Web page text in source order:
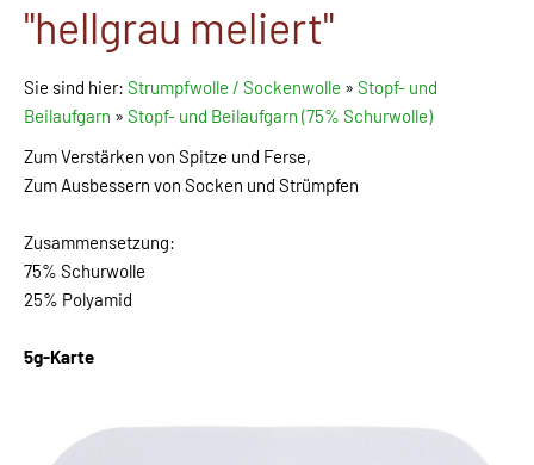
"hellgrau meliert"
Sie sind hier: Strumpfwolle / Sockenwolle » Stopf- und
Beilaufgarn » Stopf- und Beilaufgarn (75% Schurwolle)
Zum Verstärken von Spitze und Ferse,
Zum Ausbessern von Socken und Strümpfen
Zusammensetzung:
75% Schurwolle
25% Polyamid
5g-Karte